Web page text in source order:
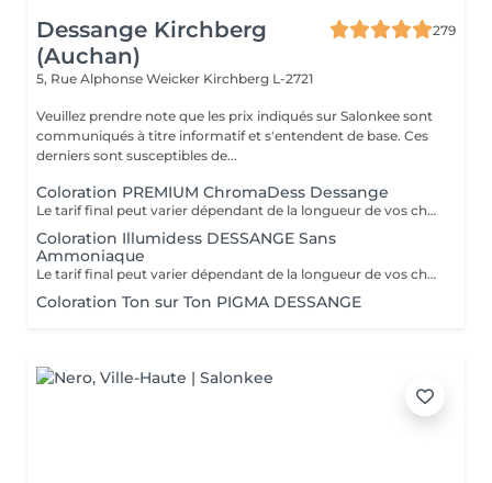
Dessange Kirchberg
(Auchan)
279
5, Rue Alphonse Weicker Kirchberg L-2721
Veuillez prendre note que les prix indiqués sur Salonkee sont
communiqués à titre informatif et s'entendent de base. Ces
derniers sont susceptibles de...
Coloration PREMIUM ChromaDess Dessange
Le tarif final peut varier dépendant de la longueur de vos cheveux ainsi que des soins et produits utilisés.
Coloration Illumidess DESSANGE Sans
Ammoniaque
Le tarif final peut varier dépendant de la longueur de vos cheveux ainsi que des soins et produits utilisés.
Coloration Ton sur Ton PIGMA DESSANGE